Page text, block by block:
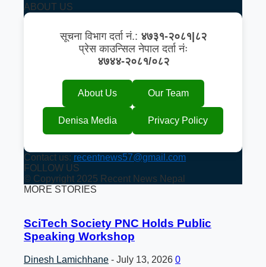
ABOUT US
सूचना विभाग दर्ता नं.: ४७३१-२०८१|८२
प्रेस काउन्सिल नेपाल दर्ता नंः
४७४४-२०८१/०८२
About Us Our Team
Denisa Media Privacy Policy
Contact us: recentnews57@gmail.com
FOLLOW US
© Copyright 2025 Recent News Nepal
MORE STORIES
SciTech Society PNC Holds Public
Speaking Workshop
Dinesh Lamichhane - July 13, 2026 0